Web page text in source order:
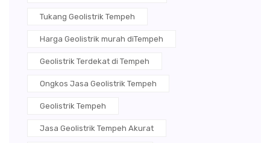
Tukang Geolistrik Tempeh
Harga Geolistrik murah diTempeh
Geolistrik Terdekat di Tempeh
Ongkos Jasa Geolistrik Tempeh
Geolistrik Tempeh
Jasa Geolistrik Tempeh Akurat